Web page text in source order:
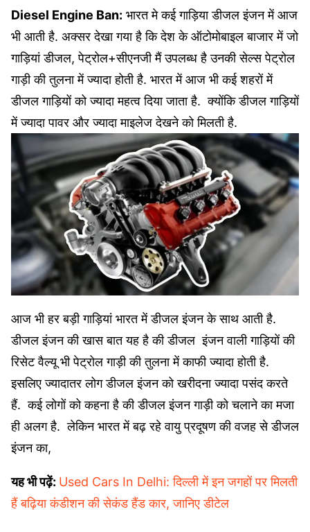
Diesel Engine Ban: भारत मे कई गाड़िया डीजल इंजन में आज
भी आती है. अक्सर देखा गया है कि देश के ऑटोमोबाइल बाजार में जो
गाड़ियां डीजल, पेट्रोल+सीएनजी मैं उपलब्ध है उनकी सेल्स पेट्रोल
गाड़ी की तुलना में ज्यादा होती है. भारत में आज भी कई शहरों में
डीजल गाड़ियों को ज्यादा महत्व दिया जाता है. क्योंकि डीजल गाड़ियों
में ज्यादा पावर और ज्यादा माइलेज देखने को मिलती है.
आज भी हर बड़ी गाड़ियां भारत में डीजल इंजन के साथ आती है.
डीजल इंजन की खास बात यह है की डीजल इंजन वाली गाड़ियों की
रिसेट वैल्यू भी पेट्रोलगाड़ी की तुलना में काफी ज्यादा होती है.
इसलिए ज्यादातर लोग डीजल इंजन को खरीदना ज्यादा पसंद करते
हैं. कई लोगों को कहना है की डीजल इंजन गाड़ी को चलाने का मजा
ही अलग है. लेकिन भारत में बढ़ रहे वायु प्रदूषण की वजह से डीजल
इंजन का,
यह भी पढ़ें: Used Cars In Delhi: दिल्ली में इन जगहों पर मिलती
हैं बढ़िया कंडीशन की सेकंड हैंड कार, जानिए डीटेल